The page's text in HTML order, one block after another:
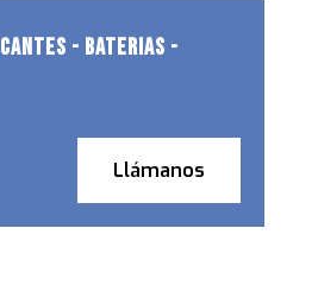
- BATERIAS -
Llámanos